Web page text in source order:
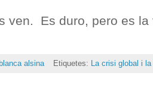
ven. Es duro, pero es
blanca alsina Etiquetes: La crisi global i